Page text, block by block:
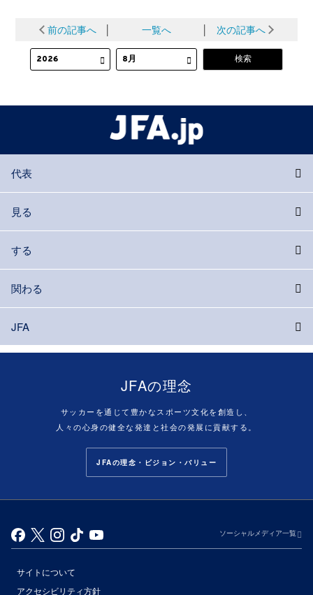
前の記事へ │ 一覧へ │ 次の記事へ
代表
見る
する
関わる
JFA
JFAの理念
サッカーを通じて豊かなスポーツ文化を創造し、
人々の心身の健全な発達と社会の発展に貢献する。
JFAの理念・ビジョン・バリュー
ソーシャルメディア一覧
サイトについて
アクセシビリティ方針